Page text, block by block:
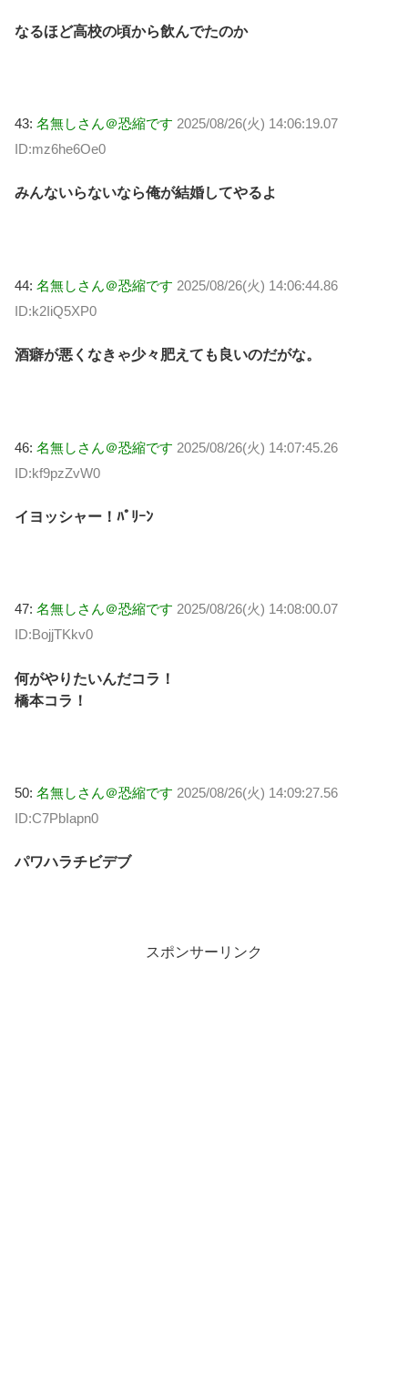
なるほど高校の頃から飲んでたのか
43: 名無しさん＠恐縮です 2025/08/26(火) 14:06:19.07
ID:mz6he6Oe0
みんないらないなら俺が結婚してやるよ
44: 名無しさん＠恐縮です 2025/08/26(火) 14:06:44.86
ID:k2IiQ5XP0
酒癖が悪くなきゃ少々肥えても良いのだがな。
46: 名無しさん＠恐縮です 2025/08/26(火) 14:07:45.26
ID:kf9pzZvW0
イヨッシャー！ﾊﾟﾘｰﾝ
47: 名無しさん＠恐縮です 2025/08/26(火) 14:08:00.07
ID:BojjTKkv0
何がやりたいんだコラ！
橋本コラ！
50: 名無しさん＠恐縮です 2025/08/26(火) 14:09:27.56
ID:C7PbIapn0
パワハラチビデブ
スポンサーリンク